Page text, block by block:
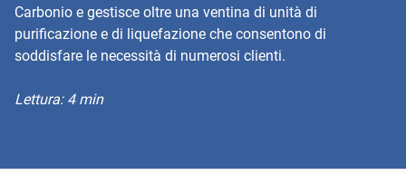
Carbonio e gestisce oltre una ventina di unità di
purificazione e di liquefazione che consentono di
soddisfare le necessità di numerosi clienti.
Lettura: 4 min